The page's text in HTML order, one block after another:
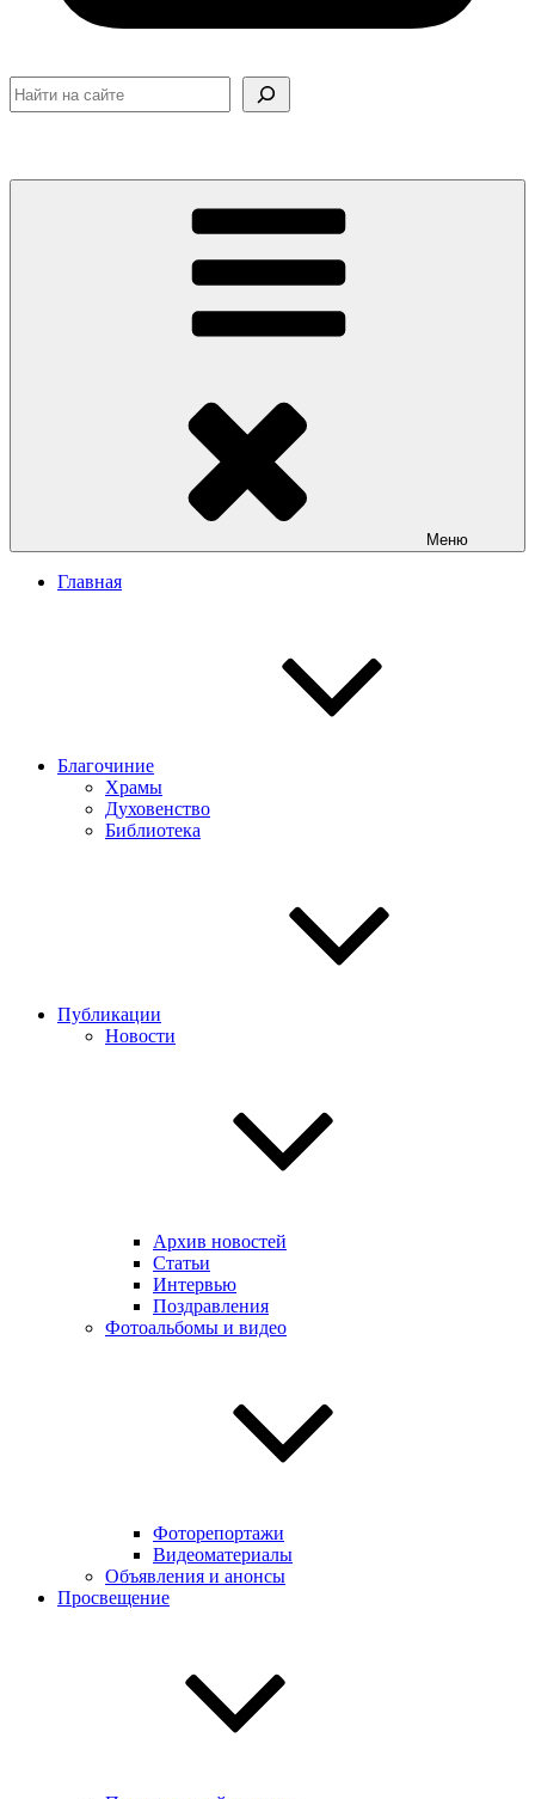
Поиск
Меню
Главная
Благочиние
Храмы
Духовенство
Библиотека
Публикации
Новости
Архив новостей
Статьи
Интервью
Поздравления
Фотоальбомы и видео
Фоторепортажи
Видеоматериалы
Объявления и анонсы
Просвещение